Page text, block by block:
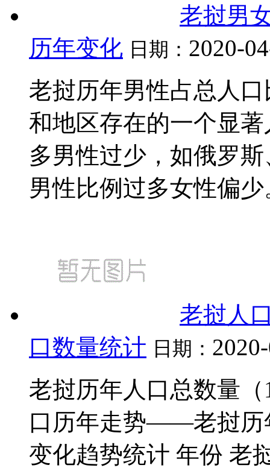
老挝男
历年变化 日期： 2020-
老挝历年男性占总人
和地区存在的一个显
多男性过少，如俄罗
男性比例过多女性偏少
老挝人
口数量统计 日期：
老挝历年人口总数量
口历年走势——老挝历
变化趋势统计 年份 老